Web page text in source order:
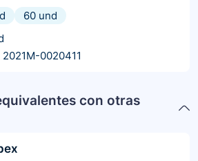
60 und
2021M-0020411
con otras